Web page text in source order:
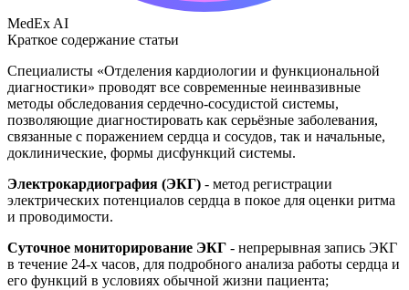
MedEx AI
Краткое содержание статьи
Специалисты «Отделения кардиологии и функциональной
диагностики» проводят все современные неинвазивные
методы обследования сердечно-сосудистой системы,
позволяющие диагностировать как серьёзные заболевания,
связанные с поражением сердца и сосудов, так и начальные,
доклинические, формы дисфункций системы.
Электрокардиография (ЭКГ) - метод регистрации
электрических потенциалов сердца в покое для оценки ритма
и проводимости.
Суточное мониторирование ЭКГ - непрерывная запись ЭКГ
в течение 24-х часов, для подробного анализа работы сердца и
его функций в условиях обычной жизни пациента;